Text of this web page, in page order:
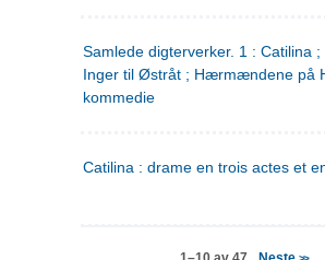
Samlede digterverker. 1 : Catilina ;
Inger til Østråt ; Hærmændene på
kommedie
Catilina : drame en trois actes et